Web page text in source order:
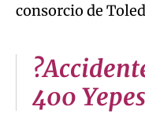
consorcio de
400